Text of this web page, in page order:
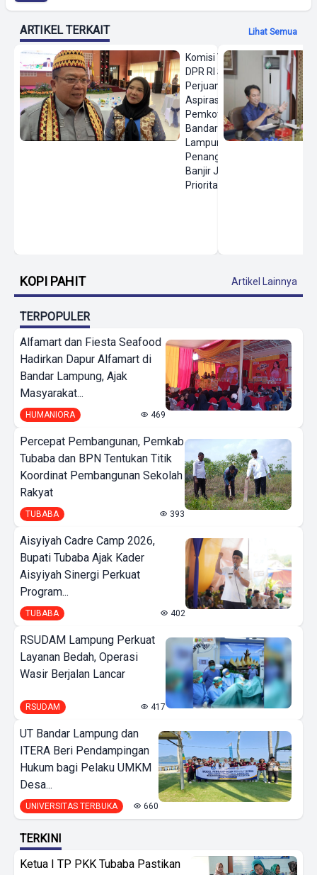
ARTIKEL TERKAIT Lihat Semua
Komisi VIII
DPR RI Siap
Perjuangkan
Aspirasi
Pemkot
Bandar
Lampung,
Penanganan
Banjir Jadi
Prioritas
KOPI PAHIT Artikel Lainnya
TERPOPULER
Alfamart dan Fiesta Seafood
Hadirkan Dapur Alfamart di
Bandar Lampung, Ajak
Masyarakat...
HUMANIORA 469
Percepat Pembangunan, Pemkab
Tubaba dan BPN Tentukan Titik
Koordinat Pembangunan Sekolah
Rakyat
TUBABA 393
Aisyiyah Cadre Camp 2026,
Bupati Tubaba Ajak Kader
Aisyiyah Sinergi Perkuat
Program...
TUBABA 402
RSUDAM Lampung Perkuat
Layanan Bedah, Operasi
Wasir Berjalan Lancar
RSUDAM 417
UT Bandar Lampung dan
ITERA Beri Pendampingan
Hukum bagi Pelaku UMKM
Desa...
UNIVERSITAS TERBUKA 660
TERKINI
Ketua I TP PKK Tubaba Pastikan